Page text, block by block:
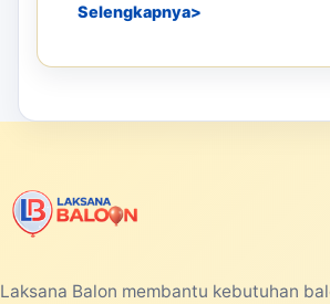
Selengkapnya
Laksana Balon membantu kebutuhan